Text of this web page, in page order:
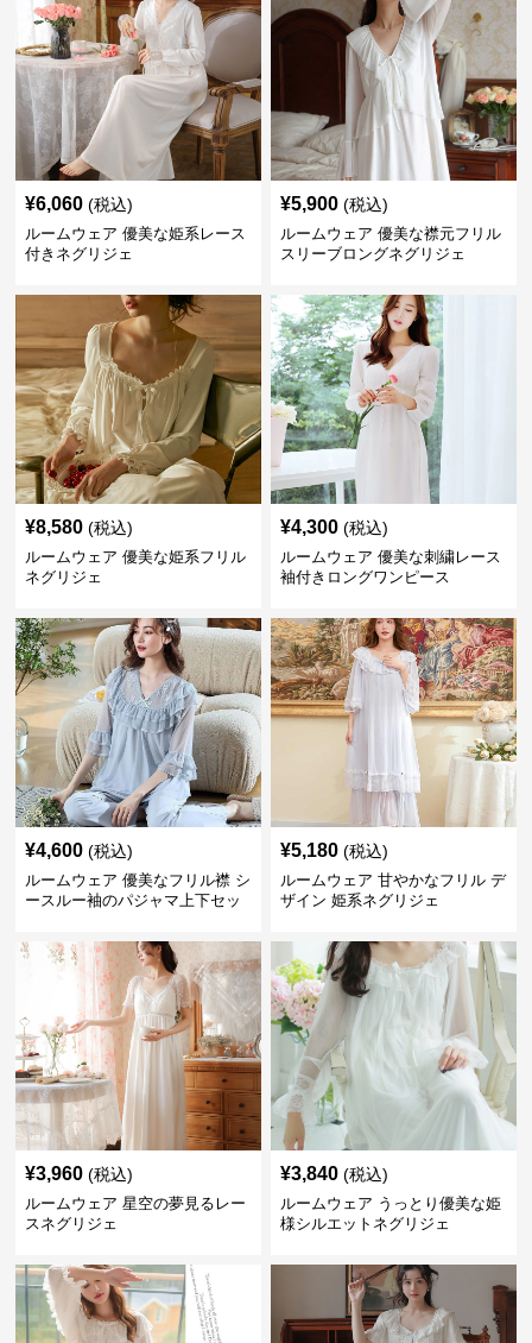
¥6,060 (税込)
ルームウェア 優美な姫系レース
付きネグリジェ
¥5,900 (税込)
ルームウェア 優美な襟元フリル
スリーブロングネグリジェ
¥8,580 (税込)
ルームウェア 優美な姫系フリル
ネグリジェ
¥4,300 (税込)
ルームウェア 優美な刺繍レース
袖付きロングワンピース
¥4,600 (税込)
ルームウェア 優美なフリル襟 シ
ースルー袖のパジャマ上下セッ
¥5,180 (税込)
ルームウェア 甘やかなフリル デ
ザイン 姫系ネグリジェ
¥3,960 (税込)
ルームウェア 星空の夢見るレー
スネグリジェ
¥3,840 (税込)
ルームウェア うっとり優美な姫
様シルエットネグリジェ